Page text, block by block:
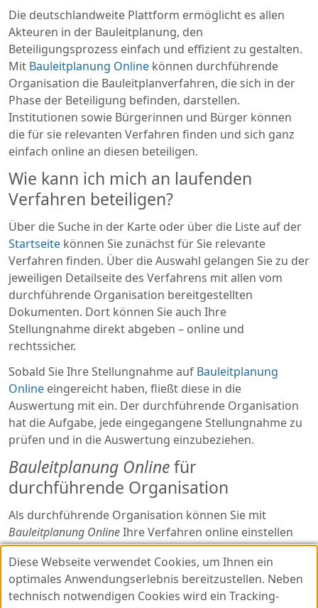
Die deutschlandweite Plattform ermöglicht es allen
Akteuren in der Bauleitplanung, den
Beteiligungsprozess einfach und effizient zu gestalten.
Mit Bauleitplanung Online können durchführende
Organisation die Bauleitplanverfahren, die sich in der
Phase der Beteiligung befinden, darstellen.
Institutionen sowie Bürgerinnen und Bürger können
die für sie relevanten Verfahren finden und sich ganz
einfach online an diesen beteiligen.
Wie kann ich mich an laufenden
Verfahren beteiligen?
Über die Suche in der Karte oder über die Liste auf der
Startseite können Sie zunächst für Sie relevante
Verfahren finden. Über die Auswahl gelangen Sie zu der
jeweiligen Detailseite des Verfahrens mit allen vom
durchführende Organisation bereitgestellten
Dokumenten. Dort können Sie auch Ihre
Stellungnahme direkt abgeben – online und
rechtssicher.
Sobald Sie Ihre Stellungnahme auf Bauleitplanung
Online eingereicht haben, fließt diese in die
Auswertung mit ein. Der durchführende Organisation
hat die Aufgabe, jede eingegangene Stellungnahme zu
prüfen und in die Auswertung einzubeziehen.
Bauleitplanung Onlinefür
durchführende Organisation
Als durchführende Organisation können Sie mit
Bauleitplanung OnlineIhre Verfahren online einstellen
und die digitale Beteiligung kosteneffizient und
medienbruchfrei durchführen.Kontaktieren Sie uns
weitere Informationen!
Diese Webseite verwendet Cookies, um Ihnen ein
optimales Anwendungserlebnis bereitzustellen. Neben
technisch notwendigen Cookies wird ein Tracking-